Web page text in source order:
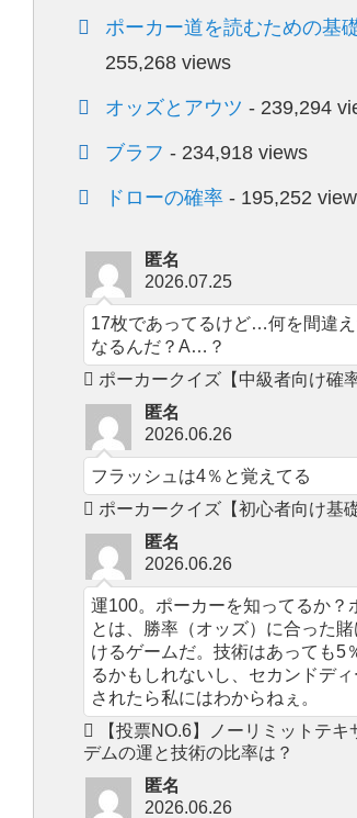
ポーカー道を読むための基
255,268 views
オッズとアウツ - 239,294
ブラフ - 234,918 views
ドローの確率 - 195,252
匿名
2026.07.25
17枚であってるけど…何を間違
なるんだ？A…？
ポーカークイズ【中級者向け確
匿名
2026.06.26
フラッシュは4％と覚えてる
ポーカークイズ【初心者向け基
匿名
2026.06.26
運100。ポーカーを知ってるか？
とは、勝率（オッズ）に合った
けるゲームだ。技術はあっても5
るかもしれないし、セカンドデ
されたら私にはわからねぇ。
【投票NO.6】ノーリミットテキ
デムの運と技術の比率は？
匿名
2026.06.26